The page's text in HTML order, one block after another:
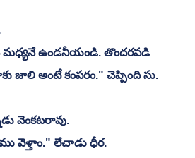
ఉండనీయండి. తొందరపడి
అంటే కంపరం." చెప్పింది సు.
వెంకటరావు.
వెళ్తాం." లేచాడు ధీర.